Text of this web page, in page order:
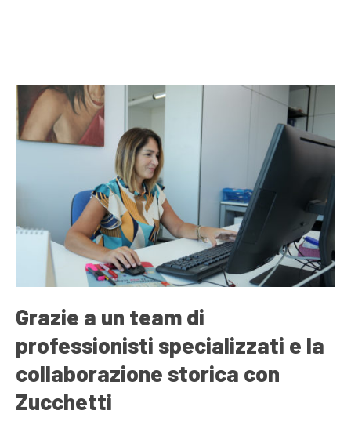
Grazie a un team di
professionisti specializzati e la
collaborazione storica con
Zucchetti